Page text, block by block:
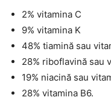
2% vitamina C
9% vitamina K
48% tiamină sau
28% riboflavină sau
19% niacină sau
28% vitamina B6.